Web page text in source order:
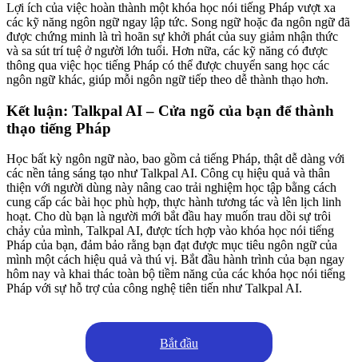
Lợi ích của việc hoàn thành một khóa học nói tiếng Pháp vượt xa
các kỹ năng ngôn ngữ ngay lập tức. Song ngữ hoặc đa ngôn ngữ đã
được chứng minh là trì hoãn sự khởi phát của suy giảm nhận thức
và sa sút trí tuệ ở người lớn tuổi. Hơn nữa, các kỹ năng có được
thông qua việc học tiếng Pháp có thể được chuyển sang học các
ngôn ngữ khác, giúp mỗi ngôn ngữ tiếp theo dễ thành thạo hơn.
Kết luận: Talkpal AI – Cửa ngõ của bạn để thành
thạo tiếng Pháp
Học bất kỳ ngôn ngữ nào, bao gồm cả tiếng Pháp, thật dễ dàng với
các nền tảng sáng tạo như Talkpal AI. Công cụ hiệu quả và thân
thiện với người dùng này nâng cao trải nghiệm học tập bằng cách
cung cấp các bài học phù hợp, thực hành tương tác và lên lịch linh
hoạt. Cho dù bạn là người mới bắt đầu hay muốn trau dồi sự trôi
chảy của mình, Talkpal AI, được tích hợp vào khóa học nói tiếng
Pháp của bạn, đảm bảo rằng bạn đạt được mục tiêu ngôn ngữ của
mình một cách hiệu quả và thú vị. Bắt đầu hành trình của bạn ngay
hôm nay và khai thác toàn bộ tiềm năng của các khóa học nói tiếng
Pháp với sự hỗ trợ của công nghệ tiên tiến như Talkpal AI.
Bắt đầu